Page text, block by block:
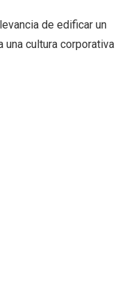
de edificar un
cultura corporativa